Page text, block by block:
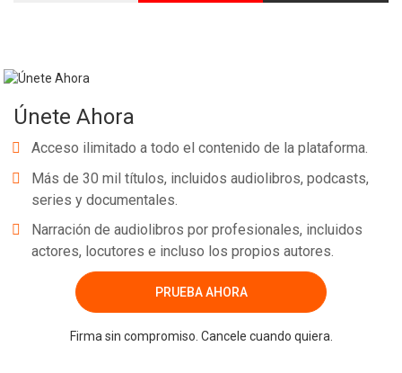
Únete Ahora
Acceso ilimitado a todo el contenido de la plataforma.
Más de 30 mil títulos, incluidos audiolibros, podcasts,
series y documentales.
Narración de audiolibros por profesionales, incluidos
actores, locutores e incluso los propios autores.
PRUEBA AHORA
Firma sin compromiso. Cancele cuando quiera.